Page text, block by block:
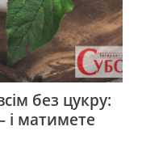
без цукру:
і матимете